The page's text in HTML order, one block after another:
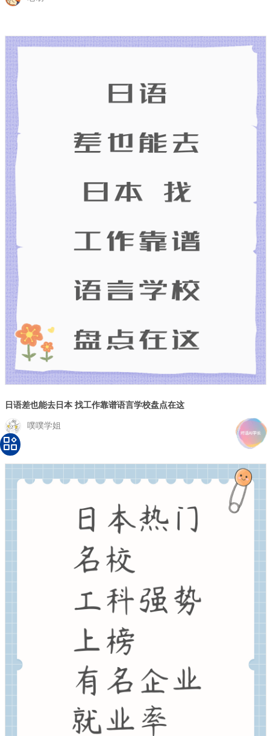
日语差也能去日本 找工作靠谱语言学校盘点在这
噗噗学姐